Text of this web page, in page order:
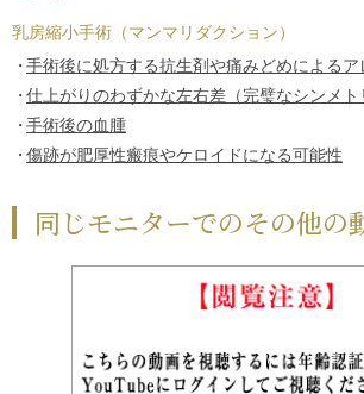
乳房縮小手術（マンマリダクション）
手術後に処方する抗生剤や痛みどめによるア
仕上がりのわずかな左右差（完璧なシンメト
手術後の血腫
傷跡が肥厚性瘢痕やケロイドになる可能性
同じモニターでのその他の